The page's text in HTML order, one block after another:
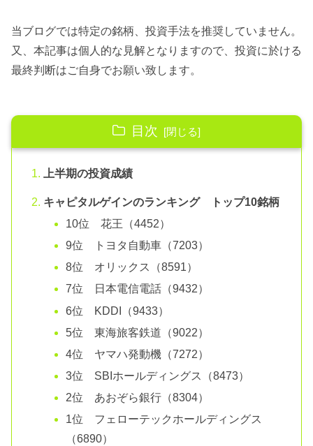
当ブログでは特定の銘柄、投資手法を推奨していません。
又、本記事は個人的な見解となりますので、投資に於ける
最終判断はご自身でお願い致します。
目次
上半期の投資成績
キャピタルゲインのランキング トップ10銘柄
10位 花王（4452）
9位 トヨタ自動車（7203）
8位 オリックス（8591）
7位 日本電信電話（9432）
6位 KDDI（9433）
5位 東海旅客鉄道（9022）
4位 ヤマハ発動機（7272）
3位 SBIホールディングス（8473）
2位 あおぞら銀行（8304）
1位 フェローテックホールディングス
（6890）